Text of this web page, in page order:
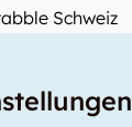
Schweiz